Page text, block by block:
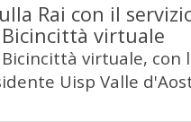
Rai con il
virtuale
Bicincittà virtuale,
Uisp Valle